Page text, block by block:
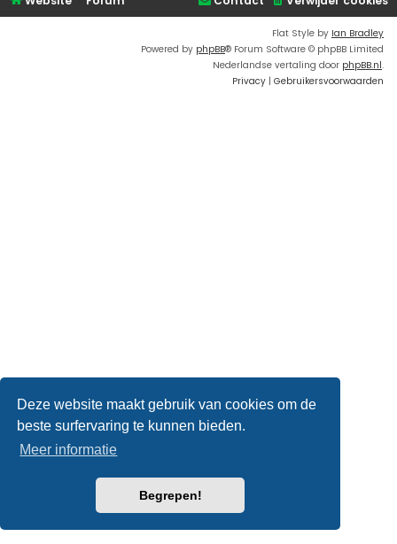
Deze website maakt gebruik van cookies om de
beste surfervaring te kunnen bieden.
Meer informatie
Begrepen!
Flat Style by Ian Bradley
Powered by phpBB® Forum Software © phpBB Limited
Nederlandse vertaling door phpBB.nl.
Privacy | Gebruikersvoorwaarden